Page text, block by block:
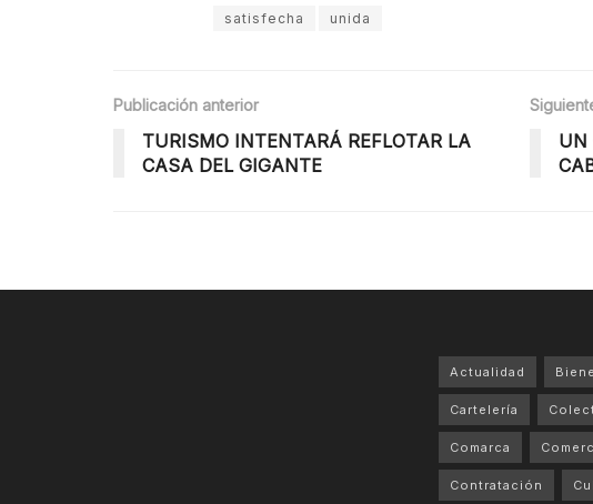
satisfecha
unida
Publicación anterior
TURISMO INTENTARÁ REFLOTAR LA
CASA DEL GIGANTE
UN
Actualidad
Cartelería
Comarca
Contratación